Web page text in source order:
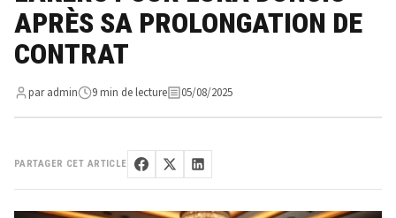
APRÈS SA PROLONGATION DE
CONTRAT
par admin 9 min de lecture 05/08/2025
PARTAGER CET ARTICLE